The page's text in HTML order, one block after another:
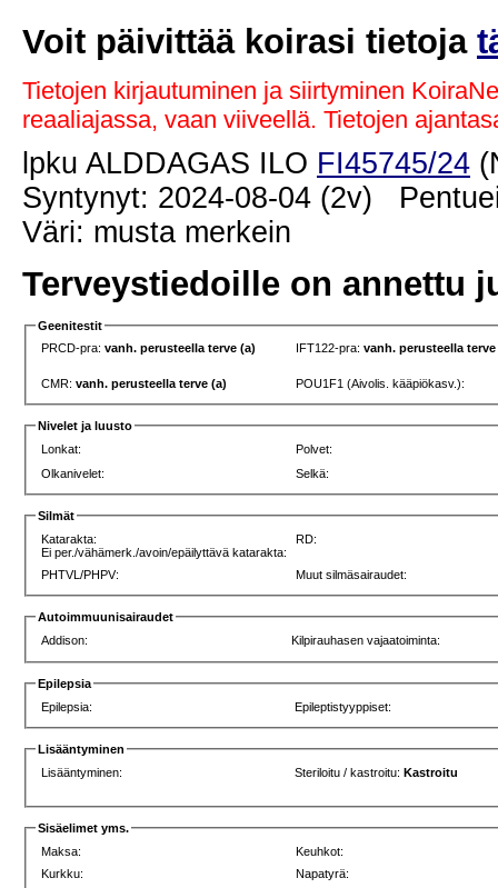
Voit päivittää koirasi tietoja
Tietojen kirjautuminen ja siirtyminen
reaaliajassa, vaan viiveellä. Tietojen
lpku ALDDAGAS ILO FI45745/24
Syntynyt: 2024-08-04 (2v)
Väri: musta merkein
Terveystiedoille on annettu
Geenitestit
PRCD-pra:vanh. perusteella terve (a) IFT122-pra:vanh. perusteella terve
CMR:vanh. perusteella terve (a) POU1F1 (Aivolis. kääpiökasv.):
Nivelet ja luusto
Lonkat:
Polvet:
Olkanivelet:
Selkä:
Silmät
Katarakta:
Ei per./vähämerk./avoin/epäilyttävä katarakta:
RD:
PHTVL/PHPV: Muut silmäsairaudet:
Autoimmuunisairaudet
Addison:
Kilpirauhasen vajaatoiminta:
Epilepsia
Epilepsia:
Epileptistyyppiset:
Lisääntyminen
Lisääntyminen:
Steriloitu / kastroitu:Kastroitu
Sisäelimet yms.
Maksa:
Keuhkot:
Kurkku:
Napatyrä: